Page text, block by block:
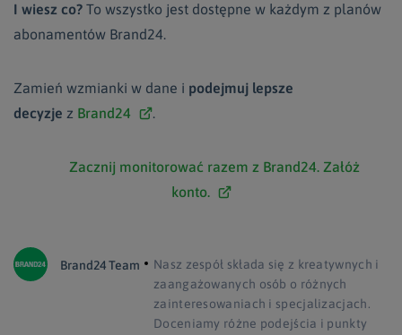
I wiesz co? To wszystko jest dostępne w każdym z planów
abonamentów Brand24.
Zamień wzmianki w dane i podejmuj lepsze
decyzje z Brand24 .
Zacznij monitorować razem z Brand24. Załóż
konto.
Brand24 Team
Nasz zespół składa się z kreatywnych i
zaangażowanych osób o różnych
zainteresowaniach i specjalizacjach.
Doceniamy różne podejścia i punkty